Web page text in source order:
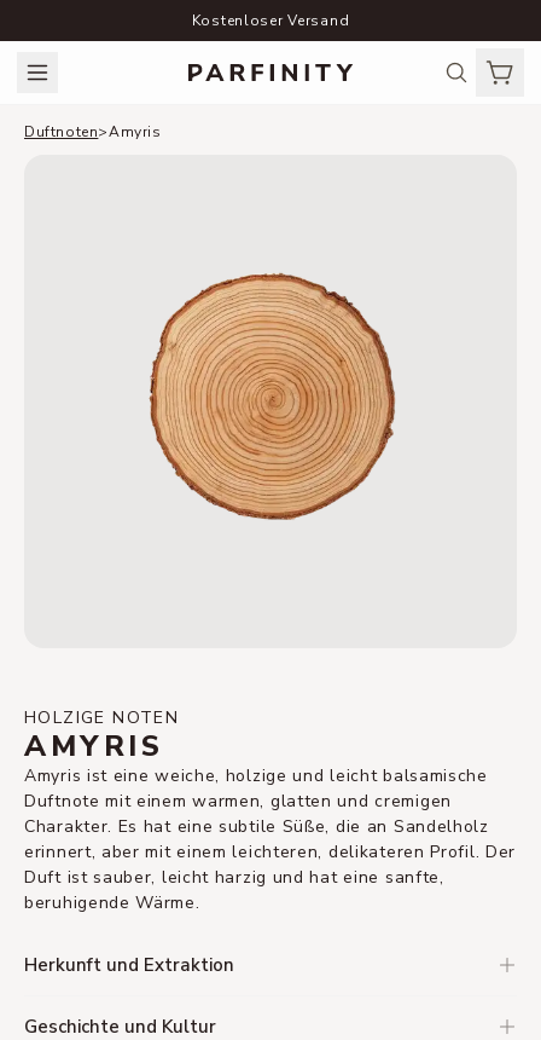
Kostenloser Versand
Duftnoten>Amyris
HOLZIGE NOTEN
AMYRIS
Amyris ist eine weiche, holzige und leicht balsamische
Duftnote mit einem warmen, glatten und cremigen
Charakter. Es hat eine subtile Süße, die an Sandelholz
erinnert, aber mit einem leichteren, delikateren Profil. Der
Duft ist sauber, leicht harzig und hat eine sanfte,
beruhigende Wärme.
Herkunft und Extraktion
Geschichte und Kultur